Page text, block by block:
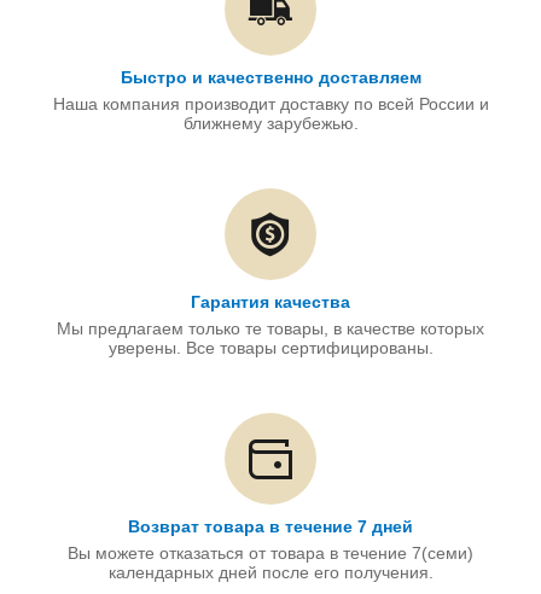
Быстро и качественно доставляем
Наша компания производит доставку по всей России и
ближнему зарубежью.
Гарантия качества
Мы предлагаем только те товары, в качестве которых
уверены. Все товары сертифицированы.
Возврат товара в течение 7 дней
Вы можете отказаться от товара в течение 7(семи)
календарных дней после его получения.